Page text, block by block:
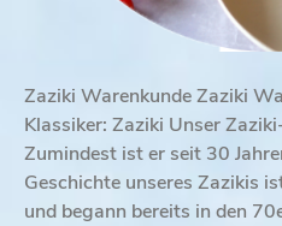
Zaziki Warenkunde Zaziki
Klassiker: Zaziki Unser
Zumindest ist er seit 30
Geschichte unseres Zazikis
und begann bereits in den